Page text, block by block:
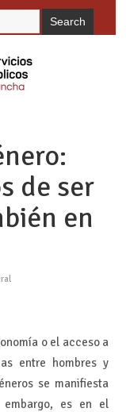
de ser
en
o el acceso a
entre hombres y
se manifiesta
embargo, es en el